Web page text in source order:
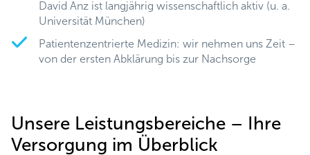
Onkologie und Chirurgie können wir eine umfassende
und gut abgestimmte Versorgung anbieten.
David Anz ist langjährig wissenschaftlich aktiv (u. a.
Universität München)
Patientenzentrierte Medizin: wir nehmen uns Zeit –
von der ersten Abklärung bis zur Nachsorge
Unsere Leistungsbereiche – Ihre
Versorgung im Überblick